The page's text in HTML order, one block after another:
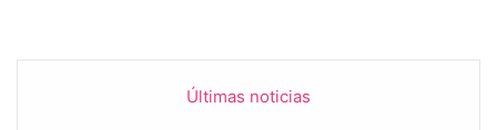
Últimas noticias